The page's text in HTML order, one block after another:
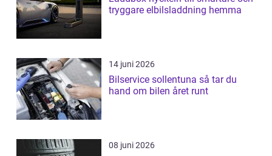
tryggare elbilsladdning hemma
14 juni 2026
Bilservice sollentuna så tar du
hand om bilen året runt
08 juni 2026